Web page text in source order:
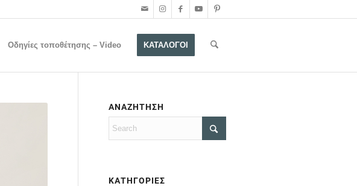
Οδηγίες τοποθέτησης – Video ΚΑΤΑΛΟΓΟΙ
ΑΝΑΖΗΤΗΣΗ
ΚΑΤΗΓΟΡΙΕΣ